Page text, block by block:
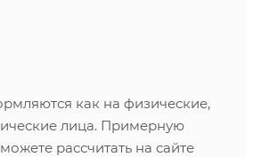
как на физические,
лица. Примерную
рассчитать на сайте